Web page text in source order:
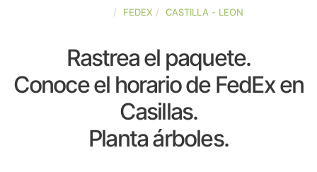
FEDEX CASTILLA - LEON
Rastrea el paquete.
Conoce el horario de FedEx en
Casillas.
Planta árboles.